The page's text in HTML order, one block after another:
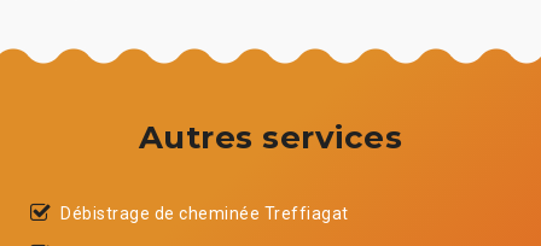
Autres services
Débistrage de cheminée Treffiagat